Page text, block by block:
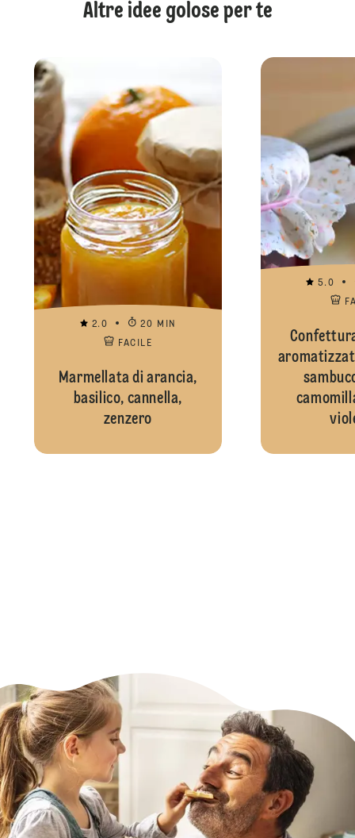
Altre idee golose per te
2.0
20 MIN
FACILE
Marmellata di arancia,
basilico, cannella,
zenzero
5.0